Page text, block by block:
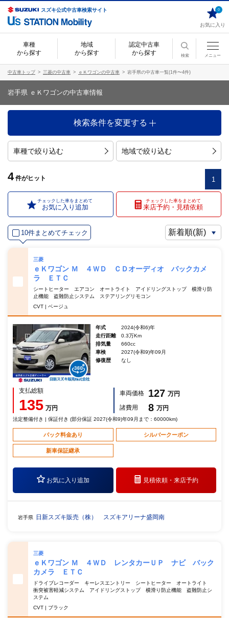
スズキ公式中古車検索サイト
お気に入り
0
車種
から探す
地域
から探す
認定中古車
から探す
検索 メニュー
中古車トップ 三菱の中古車 ｅＫワゴンの中古車 岩手県の中古車一覧(1件〜4件)
岩手県 ｅＫワゴンの中古車情報
検索条件を変更する
車種で絞り込む 地域で絞り込む
4 件がヒット 1
チェックした車をまとめて
お気に入り追加
チェックした車をまとめて
来店予約・見積依頼
10件まとめてチェック
三菱
ｅＫワゴン Ｍ ４ＷＤ ＣＤオーディオ バックカメ
ラ ＥＴＣ
シートヒーター エアコン オートライト アイドリングストップ 横滑り防
止機能 盗難防止システム ステアリングリモコン
CVT | ベージュ
年式
2024(令和6)年
走行距離
0.3万Km
排気量
660cc
車検
2027(令和9)年09月
修復歴
なし
支払総額
135 万円
車両価格 127 万円
諸費用
8 万円
法定整備付き | 保証付き (部分保証 2027(令和9)年09月まで：60000km)
パック料金あり シルバークーポン
新車保証継承
お気に入り追加 見積依頼・来店予約
岩手県 日新スズキ販売（株） スズキアリーナ盛岡南
三菱
ｅＫワゴン Ｍ ４ＷＤ レンタカーＵＰ ナビ バック
カメラ ＥＴＣ
ドライブレコーダー キーレスエントリー シートヒーター オートライト
衝突被害軽減システム アイドリングストップ 横滑り防止機能 盗難防止シ
ステム
CVT | ブラック